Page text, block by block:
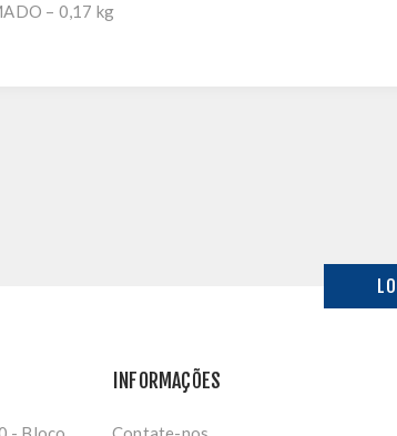
– 0,17 kg
INFORMAÇÕES